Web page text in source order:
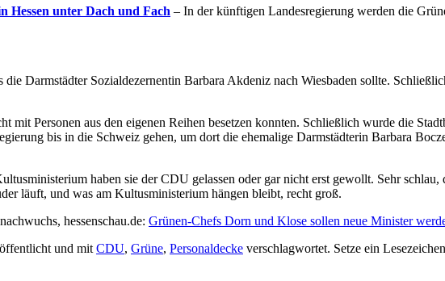
Hessen unter Dach und Fach – In der künftigen Landesregierung werden die
Darmstädter Sozialdezernentin Barbara Akdeniz nach Wiesbaden sollte.
mit Personen aus den eigenen Reihen besetzen konnten. Schließlich wurde die
bis in die Schweiz gehen, um dort die ehemalige Darmstädterin Barbara
haben sie der CDU gelassen oder gar nicht erst gewollt. Sehr
läuft, und was am Kultusministerium hängen bleibt, recht groß.
hessenschau.de: Grünen-Chefs Dorn und Klose sollen neue Minister
und mitCDU, Grüne, Personaldecke verschlagwortet. Setze ein